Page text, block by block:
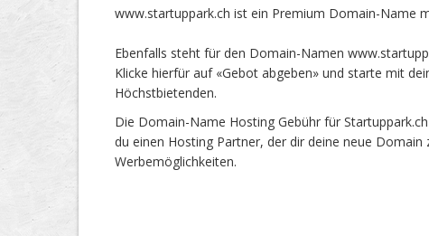
www.startuppark.ch ist ein Premium Domain-Name
Ebenfalls steht für den Domain-Namen
Klicke hierfür auf «Gebot abgeben» und starte mit
Höchstbietenden.
Die Domain-Name Hosting Gebühr für
du einen Hosting Partner, der dir deine neue
Werbemöglichkeiten.